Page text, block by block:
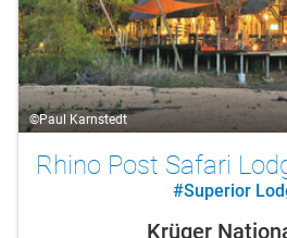
©Paul Karnstedt
Rhino Post Safari
#Superior
Krüger